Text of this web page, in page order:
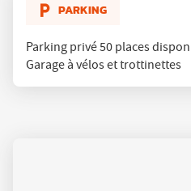
PARKING
Parking privé 50 places
Garage à vélos et trottinettes